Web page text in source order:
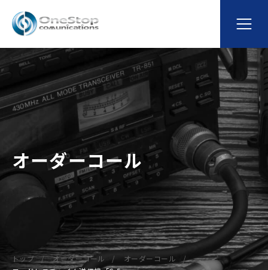
オーダーコール
トップ オーダーコール
オーダーコール